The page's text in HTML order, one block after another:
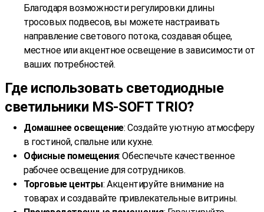
Благодаря возможности регулировки длины
тросовых подвесов, вы можете настраивать
направление светового потока, создавая общее,
местное или акцентное освещение в зависимости от
ваших потребностей.
Где использовать светодиодные
светильники MS-SOFT TRIO?
Домашнее освещение: Создайте уютную атмосферу
в гостиной, спальне или кухне.
Офисные помещения: Обеспечьте качественное
рабочее освещение для сотрудников.
Торговые центры: Акцентируйте внимание на
товарах и создавайте привлекательные витрины.